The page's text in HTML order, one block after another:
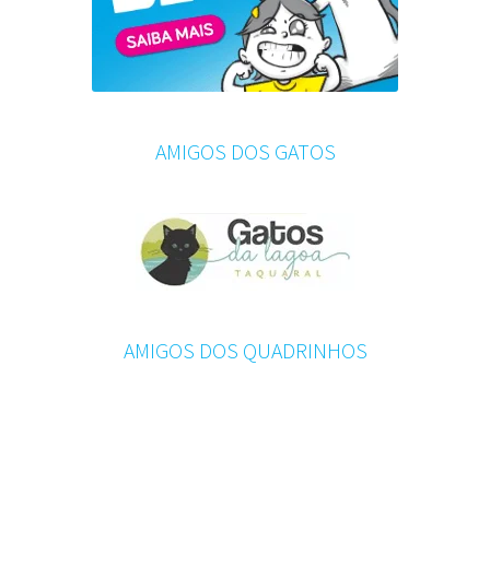
AMIGOS DOS GATOS
AMIGOS DOS QUADRINHOS